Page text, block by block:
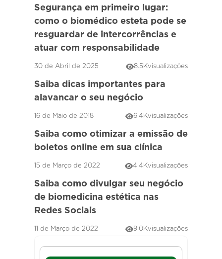
Segurança em primeiro lugar:
como o biomédico esteta pode se
resguardar de intercorrências e
atuar com responsabilidade
30 de Abril de 2025 8.5Kvisualizações
Saiba dicas importantes para
alavancar o seu negócio
16 de Maio de 2018 6.4Kvisualizações
Saiba como otimizar a emissão de
boletos online em sua clínica
15 de Março de 2022 4.4Kvisualizações
Saiba como divulgar seu negócio
de biomedicina estética nas
Redes Sociais
11 de Março de 2022 9.0Kvisualizações